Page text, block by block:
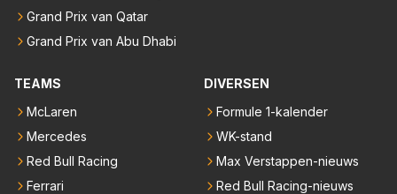
Grand Prix van Qatar
Grand Prix van Abu Dhabi
TEAMS
McLaren
Mercedes
Red Bull Racing
Ferrari
DIVERSEN
Formule 1-kalender
WK-stand
Max Verstappen-nieuws
Red Bull Racing-nieuws